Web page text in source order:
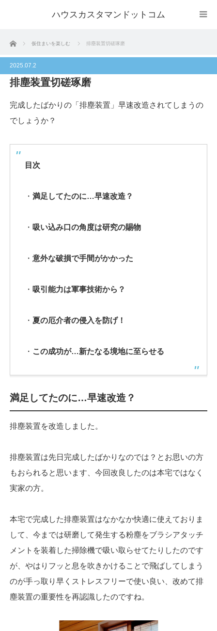
ハウスカスタマンドットコム
ホーム 仮住まいを楽しむ 排塵装置切磋琢磨
2025.07.2
排塵装置切磋琢磨
完成したばかりの「排塵装置」早速改造されてしまうの
でしょうか？
目次
・ 満足してたのに…早速改造？
・ 吸い込み口の角度は研究の賜物
・ 意外な破損で手間がかかった
・ 吸引能力は軍事技術から？
・ 夏の厄介者の侵入を防げ！
・ この成功が…新たなる境地に至らせる
満足してたのに…早速改造？
排塵装置を改造しました。
排塵装置は先日完成したばかりなのでは？とお思いの方
もおられると思います、今回改良したのは本宅ではなく
実家の方。
本宅で完成した排塵装置はなかなか快適に使えておりま
して、今までは研磨して発生する粉塵をブラシアタッチ
メントを装着した掃除機で吸い取らせてたりしたのです
が、やはりフッと息を吹きかけることで飛ばしてしまう
のが手っ取り早くストレスフリーで使い良い、改めて排
塵装置の重要性を再認識したのですね。